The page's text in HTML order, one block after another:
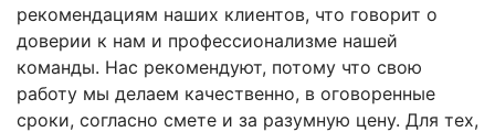
рекомендациям наших клиентов, что говорит о
доверии к нам и профессионализме нашей
команды. Нас рекомендуют, потому что свою
работу мы делаем качественно, в оговоренные
сроки, согласно смете и за разумную цену. Для тех,